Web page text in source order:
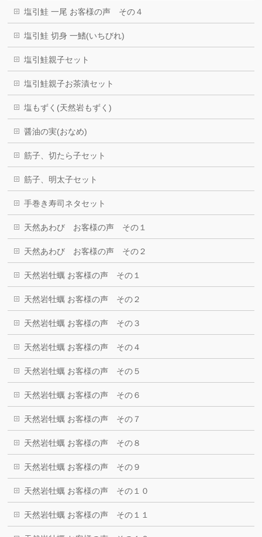
塩引鮭 一尾 お客様の声 その４
塩引鮭 切身 一鰭(いちびれ)
塩引鮭親子セット
塩引鮭親子お茶漬セット
塩もずく(天然岩もずく)
醤油の実(おなめ)
筋子、切たら子セット
筋子、明太子セット
手巻き寿司ネタセット
天然あわび お客様の声 その１
天然あわび お客様の声 その２
天然岩牡蠣 お客様の声 その１
天然岩牡蠣 お客様の声 その２
天然岩牡蠣 お客様の声 その３
天然岩牡蠣 お客様の声 その４
天然岩牡蠣 お客様の声 その５
天然岩牡蠣 お客様の声 その６
天然岩牡蠣 お客様の声 その７
天然岩牡蠣 お客様の声 その８
天然岩牡蠣 お客様の声 その９
天然岩牡蠣 お客様の声 その１０
天然岩牡蠣 お客様の声 その１１